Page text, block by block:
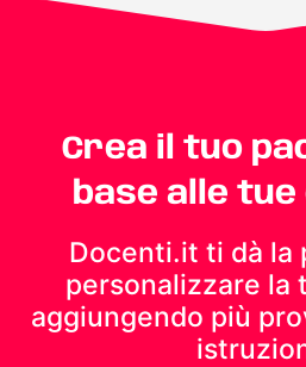
Crea il tuo
base alle tue
Docenti.it ti dà la
personalizzare la
aggiungendo più